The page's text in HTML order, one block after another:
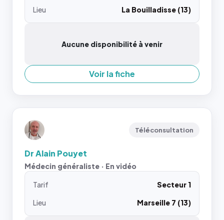
Lieu
La Bouilladisse (13)
Aucune disponibilité à venir
Voir la fiche
Téléconsultation
Dr Alain Pouyet
Médecin généraliste · En vidéo
Tarif
Secteur 1
Lieu
Marseille 7 (13)